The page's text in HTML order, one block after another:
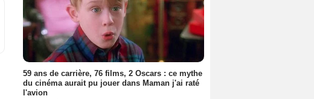
59 ans de carrière, 76 films, 2 Oscars : ce mythe
du cinéma aurait pu jouer dans Maman j'ai raté
l'avion